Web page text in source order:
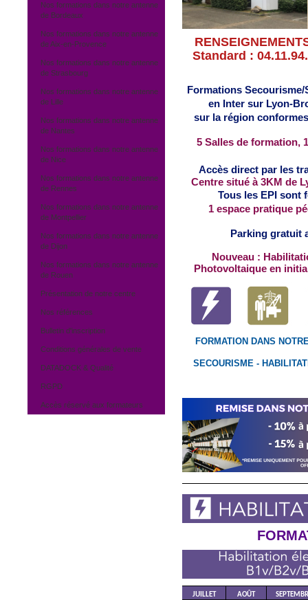
Nos formations dans notre antenne
de Bordeaux
Nos formations dans notre antenne
de Aix-en-Provence
Nos formations dans notre antenne
de Strasbourg
Nos formations dans notre antenne
de Lille
Nos formations dans notre antenne
de Nantes
Nos formations dans notre antenne
de Nice
Nos formations dans notre antenne
de Rennes
Nos formations dans notre antenne
de Montpellier
Nos formations dans notre antenne
de Dijon
Nos formations dans notre antenne
de Rouen
Présentation de notre centre
Nos références
Bulletin d'inscription
Conditions générales de vente
DATADOCK & Qualité
RGPD
Accès réservé aux formateurs
Standard :
Formations
en Inter sur Lyon-
sur la région
5 Salles de formation,
Accès direct par les
Centre situé à 3KM de
Tous les EPI sont
1 espace pratique
Parking gratuit
Nouveau :
Photovoltaique en
FORMATION DANS
SECOURISME -
JUILLET AOÛT